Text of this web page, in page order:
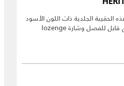
الحقيبة الجلدية ذات اللون الأسود
الفاخر تتميز بحامل شريط سباق قابل للفصل وشارة lozenge